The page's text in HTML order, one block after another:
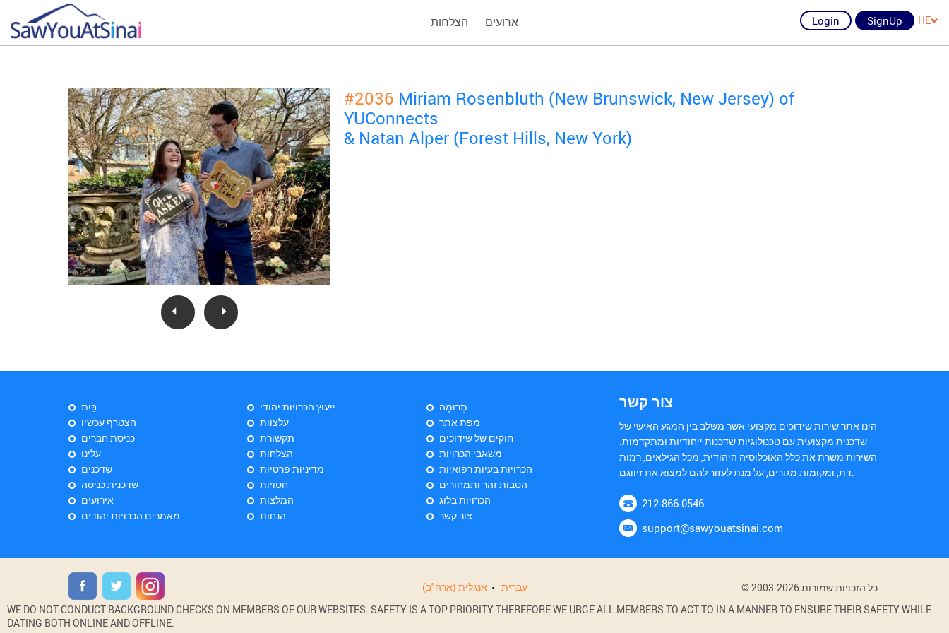
הצלחות ארועים Login SignUp HE
#2036 Miriam Rosenbluth (New Brunswick, New Jersey) of
YUConnects
& Natan Alper (Forest Hills, New York)
בַּיִת
הצטרף עכשיו
כניסת חברים
עלינו
שדכנים
שדכנית כניסה
אירועים
מאמרים הכרויות יהודים
ייעוץ הכרויות יהודי
עלצוות
תקשורת
הצלחות
מדיניות פרטיות
חסויות
המלצות
הנחות
תְרוּמָה
מפת אתר
חוקים של שידוכים
משאבי הכרויות
הכרויות בעיות רפואיות
הטבות זהר ותמחורים
הכרויות בלוג
צור קשר
צור קשר
הינו אתר שירות שידוכים מקצועי אשר משלב בין המגע האישי של
שדכנית מקצועית עם טכנולוגיות שדכנות ייחודיות ומתקדמות.
השירות משרת את כלל האוכלוסיה היהודית, מכל הגילאים, רמות
דת, ומקומות מגורים, על מנת לעזור להם למצוא את זיווגם.
212-866-0546
support@sawyouatsinai.com
אנגלית (ארה"ב) עִברִית
© 2003-2026 כל הזכויות שמורות.
WE DO NOT CONDUCT BACKGROUND CHECKS ON MEMBERS OF OUR WEBSITES. SAFETY IS A TOP PRIORITY THEREFORE WE URGE ALL MEMBERS TO ACT TO IN A MANNER TO ENSURE THEIR SAFETY WHILE
DATING BOTH ONLINE AND OFFLINE.